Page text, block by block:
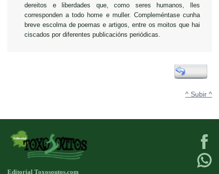
dereitos e liberdades que, como seres humanos, lles
corresponden a todo home e muller. Compleméntase cunha
breve escolma de poemas e artigos, entre os moitos que hai
ciscados por diferentes publicacións periódicas.
^ Subir ^
Editorial Toxosoutos.com